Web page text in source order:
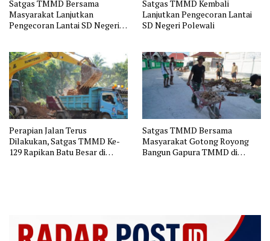
Satgas TMMD Bersama
Masyarakat Lanjutkan
Pengecoran Lantai SD Negeri
Satgas TMMD Kembali
Lanjutkan Pengecoran Lantai
SD Negeri Polewali
Perapian Jalan Terus
Dilakukan, Satgas TMMD Ke-
129 Rapikan Batu Besar di
Satgas TMMD Bersama
Masyarakat Gotong Royong
Bangun Gapura TMMD di